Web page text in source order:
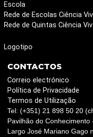
Escola
Rede de Escolas Ciência
Rede de Quintas Ciência
Logotipo
CONTACTOS
Correio electrónico
Política de Privacidade
Termos de Utilização
Tel: (+351) 21 898 50 20
Pavilhão do Conhecimento
Largo José Mariano Gago